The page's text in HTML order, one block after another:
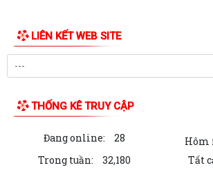
ĐẢNG ỦY UBND XÃ VĨNH AM TỔ CHỨC LỄ CHÀO
CỜ THÁNG 8 NĂM 2026.
QUYẾT ĐỊNH Về việc công bố thủ tục hành
QUYẾT ĐỊNH Về việc công bố danh mục thủ
đổi, bổ sung, bị bãi bỏ thuộc...
QUYẾT ĐỊNH Về việc công bố danh mục thủ